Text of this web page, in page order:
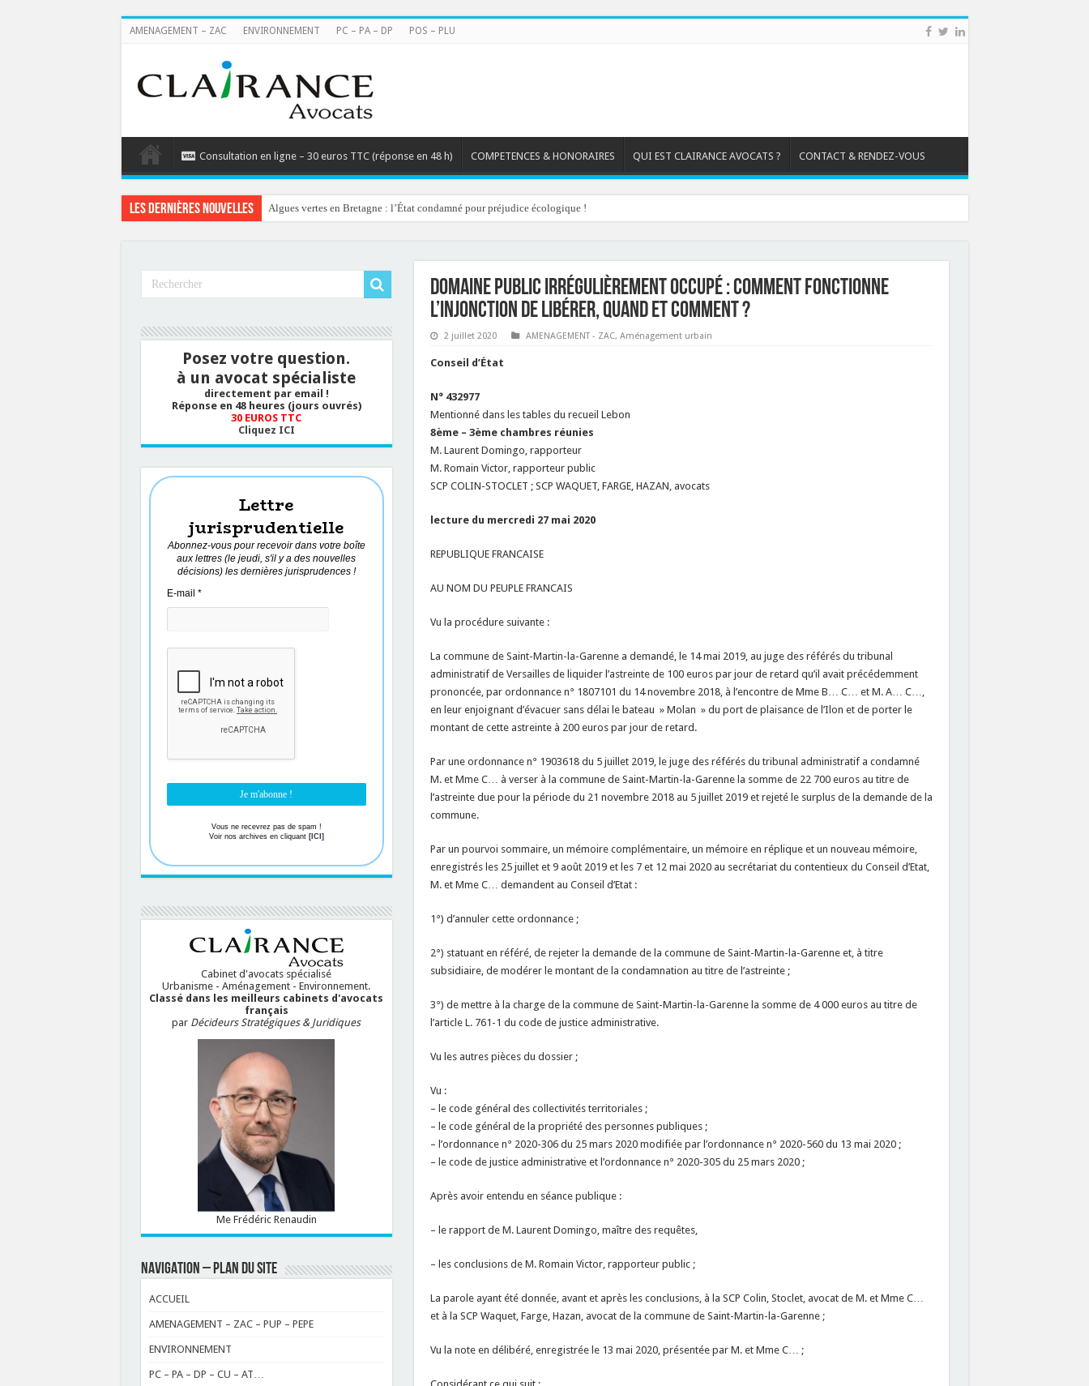
AMENAGEMENT – ZAC ENVIRONNEMENT PC – PA – DP POS – PLU
Consultation en ligne – 30 euros TTC (réponse en 48 h) COMPETENCES & HONORAIRES QUI EST CLAIRANCE AVOCATS ? CONTACT & RENDEZ-VOUS
Les dernières nouvelles Algues vertes en Bretagne : l’État condamné pour préjudice écologique !
Domaine public irrégulièrement occupé : comment fonctionne
l’injonction de libérer, quand et comment ?
2 juillet 2020 AMENAGEMENT - ZAC, Aménagement urbain
Conseil d’État
N° 432977
Mentionné dans les tables du recueil Lebon
8ème – 3ème chambres réunies
M. Laurent Domingo, rapporteur
M. Romain Victor, rapporteur public
SCP COLIN-STOCLET ; SCP WAQUET, FARGE, HAZAN, avocats
lecture du mercredi 27 mai 2020
REPUBLIQUE FRANCAISE
AU NOM DU PEUPLE FRANCAIS
Vu la procédure suivante :
La commune de Saint-Martin-la-Garenne a demandé, le 14 mai 2019, au juge des référés du tribunal
administratif de Versailles de liquider l’astreinte de 100 euros par jour de retard qu’il avait précédemment
prononcée, par ordonnance n° 1807101 du 14 novembre 2018, à l’encontre de Mme B… C… et M. A… C…,
en leur enjoignant d’évacuer sans délai le bateau » Molan » du port de plaisance de l’Ilon et de porter le
montant de cette astreinte à 200 euros par jour de retard.
Par une ordonnance n° 1903618 du 5 juillet 2019, le juge des référés du tribunal administratif a condamné
M. et Mme C… à verser à la commune de Saint-Martin-la-Garenne la somme de 22 700 euros au titre de
l’astreinte due pour la période du 21 novembre 2018 au 5 juillet 2019 et rejeté le surplus de la demande de la
commune.
Par un pourvoi sommaire, un mémoire complémentaire, un mémoire en réplique et un nouveau mémoire,
enregistrés les 25 juillet et 9 août 2019 et les 7 et 12 mai 2020 au secrétariat du contentieux du Conseil d’Etat,
M. et Mme C… demandent au Conseil d’Etat :
1°) d’annuler cette ordonnance ;
2°) statuant en référé, de rejeter la demande de la commune de Saint-Martin-la-Garenne et, à titre
subsidiaire, de modérer le montant de la condamnation au titre de l’astreinte ;
3°) de mettre à la charge de la commune de Saint-Martin-la-Garenne la somme de 4 000 euros au titre de
l’article L. 761-1 du code de justice administrative.
Vu les autres pièces du dossier ;
Vu :
– le code général des collectivités territoriales ;
– le code général de la propriété des personnes publiques ;
– l’ordonnance n° 2020-306 du 25 mars 2020 modifiée par l’ordonnance n° 2020-560 du 13 mai 2020 ;
– le code de justice administrative et l’ordonnance n° 2020-305 du 25 mars 2020 ;
Après avoir entendu en séance publique :
– le rapport de M. Laurent Domingo, maître des requêtes,
– les conclusions de M. Romain Victor, rapporteur public ;
La parole ayant été donnée, avant et après les conclusions, à la SCP Colin, Stoclet, avocat de M. et Mme C…
et à la SCP Waquet, Farge, Hazan, avocat de la commune de Saint-Martin-la-Garenne ;
Vu la note en délibéré, enregistrée le 13 mai 2020, présentée par M. et Mme C… ;
Posez votre question.
à un avocat spécialiste
directement par email !
Réponse en 48 heures (jours ouvrés)
30 EUROS TTC
Cliquez ICI
Lettre
jurisprudentielle
Abonnez-vous pour recevoir dans votre boîte
aux lettres (le jeudi, s'il y a des nouvelles
décisions) les dernières jurisprudences !
E-mail *
Vous ne recevrez pas de spam !
Voir nos archives en cliquant [ICI]
Cabinet d'avocats spécialisé
Urbanisme - Aménagement - Environnement.
Classé dans les meilleurs cabinets d'avocats
français
par Décideurs Stratégiques & Juridiques
Me Frédéric Renaudin
NAVIGATION – PLAN DU SITE
ACCUEIL
AMENAGEMENT – ZAC – PUP – PEPE
ENVIRONNEMENT
PC – PA – DP – CU – AT…